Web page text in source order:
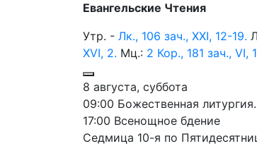
Евангельские Чтения
Утр. - Лк., 106 зач., XXI, 12-19.
XVI, 2. Мц.: 2 Кор., 181 зач., VI,
8 августа, суббота
09:00 Божественная литургия.
17:00 Всенощное бдение
Седмица 10-я по